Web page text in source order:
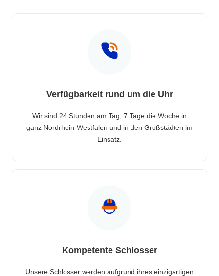
Verfügbarkeit rund um die Uhr
Wir sind 24 Stunden am Tag, 7 Tage die Woche in
ganz Nordrhein-Westfalen und in den Großstädten im
Einsatz.
Kompetente Schlosser
Unsere Schlosser werden aufgrund ihres einzigartigen